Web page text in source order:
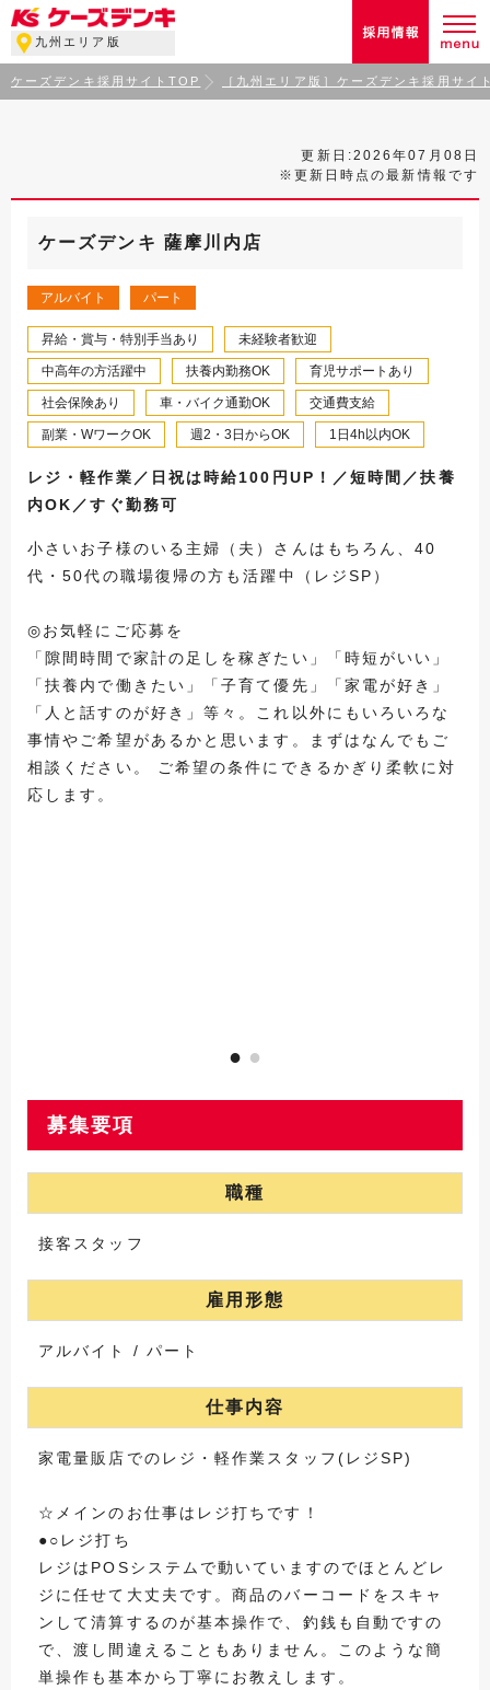
九州エリア版
ケーズデンキ採用サイトTOP ［九州エリア版］ケーズデンキ採用サイ
更新日:2026年07月08日
※更新日時点の最新情報です
ケーズデンキ 薩摩川内店
アルバイト パート
昇給・賞与・特別手当あり 未経験者歓迎
中高年の方活躍中 扶養内勤務OK 育児サポートあり
社会保険あり 車・バイク通勤OK 交通費支給
副業・WワークOK 週2・3日からOK 1日4h以内OK
レジ・軽作業／日祝は時給100円UP！／短時間／扶養
内OK／すぐ勤務可
小さいお子様のいる主婦（夫）さんはもちろん、40
代・50代の職場復帰の方も活躍中（レジSP）
◎お気軽にご応募を
「隙間時間で家計の足しを稼ぎたい」「時短がいい」
「扶養内で働きたい」「子育て優先」「家電が好き」
「人と話すのが好き」等々。これ以外にもいろいろな
事情やご希望があるかと思います。まずはなんでもご
相談ください。 ご希望の条件にできるかぎり柔軟に対
応します。
募集要項
職種
接客スタッフ
雇用形態
アルバイト / パート
仕事内容
家電量販店でのレジ・軽作業スタッフ(レジSP)
☆メインのお仕事はレジ打ちです！
●○レジ打ち
レジはPOSシステムで動いていますのでほとんどレ
ジに任せて大丈夫です。商品のバーコードをスキャ
ンして清算するのが基本操作で、釣銭も自動ですの
で、渡し間違えることもありません。このような簡
単操作も基本から丁寧にお教えします。